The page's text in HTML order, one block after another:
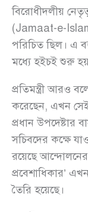
বিরোধীদলীয়
(Jamaat-e-
পরিচিত ছিল। এ
মধ্যে হইচই শুরু
প্রতিমন্ত্রী আরও
করেছেন, এখন
প্রধান উপদেষ্টার
সচিবদের কক্ষে
রয়েছে
প্রবেশাধিকার’
তৈরি হয়েছে।